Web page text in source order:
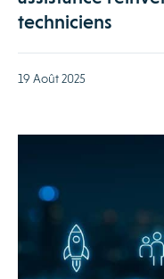
techniciens
19 Août 2025